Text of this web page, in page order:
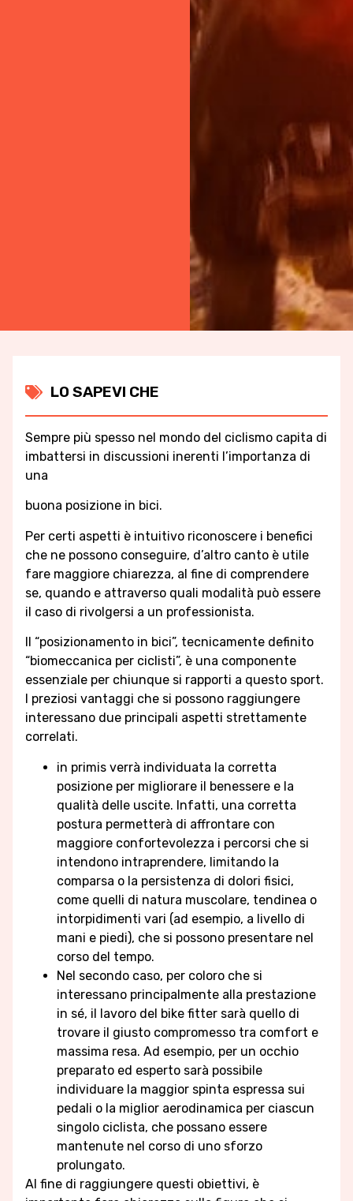
LO SAPEVI CHE
Sempre più spesso nel mondo del ciclismo capita di
imbattersi in discussioni inerenti l’importanza di
una
buona posizione in bici.
Per certi aspetti è intuitivo riconoscere i benefici
che ne possono conseguire, d’altro canto è utile
fare maggiore chiarezza, al fine di comprendere
se, quando e attraverso quali modalità può essere
il caso di rivolgersi a un professionista.
Il “posizionamento in bici”, tecnicamente definito
“biomeccanica per ciclisti”, è una componente
essenziale per chiunque si rapporti a questo sport.
I preziosi vantaggi che si possono raggiungere
interessano due principali aspetti strettamente
correlati.
in primis verrà individuata la corretta
posizione per migliorare il benessere e la
qualità delle uscite. Infatti, una corretta
postura permetterà di affrontare con
maggiore confortevolezza i percorsi che si
intendono intraprendere, limitando la
comparsa o la persistenza di dolori fisici,
come quelli di natura muscolare, tendinea o
intorpidimenti vari (ad esempio, a livello di
mani e piedi), che si possono presentare nel
corso del tempo.
Nel secondo caso, per coloro che si
interessano principalmente alla prestazione
in sé, il lavoro del bike fitter sarà quello di
trovare il giusto compromesso tra comfort e
massima resa. Ad esempio, per un occhio
preparato ed esperto sarà possibile
individuare la maggior spinta espressa sui
pedali o la miglior aerodinamica per ciascun
singolo ciclista, che possano essere
mantenute nel corso di uno sforzo
prolungato.
Al fine di raggiungere questi obiettivi, è